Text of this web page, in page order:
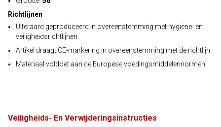
Richtlijnen
Uiteraard geproduceerd in overeenstemming met hygiëne- en
veiligheidsrichtlijnen
Artikel draagt CE-markering in overeenstemming met de richtlijn
Materiaal voldoet aan de Europese voedingsmiddelennormen
Veiligheids- En Verwijderingsinstructies